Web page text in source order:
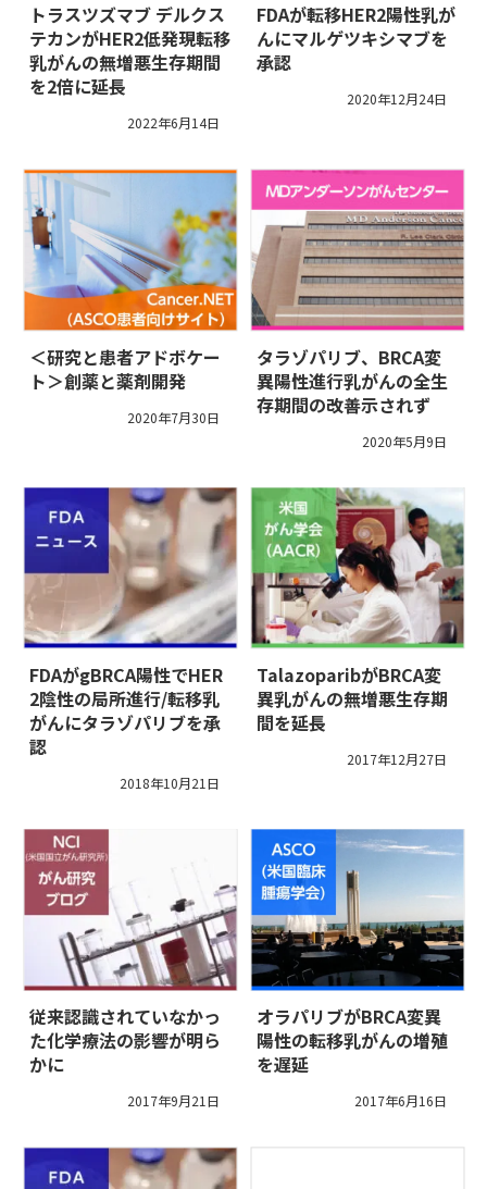
トラスツズマブ デルクス
テカンがHER2低発現転移
乳がんの無増悪生存期間
を2倍に延長
2022年6月14日
FDAが転移HER2陽性乳が
んにマルゲツキシマブを
承認
2020年12月24日
＜研究と患者アドボケー
ト＞創薬と薬剤開発
2020年7月30日
タラゾパリブ、BRCA変
異陽性進行乳がんの全生
存期間の改善示されず
2020年5月9日
FDAがgBRCA陽性でHER
2陰性の局所進行/転移乳
がんにタラゾパリブを承
認
2018年10月21日
TalazoparibがBRCA変
異乳がんの無増悪生存期
間を延長
2017年12月27日
従来認識されていなかっ
た化学療法の影響が明ら
かに
2017年9月21日
オラパリブがBRCA変異
陽性の転移乳がんの増殖
を遅延
2017年6月16日